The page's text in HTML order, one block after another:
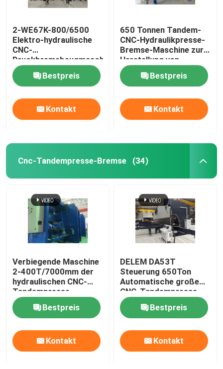
hydraulische scherende Maschine
Strahlanlage
Laserschneidmaschine
Pole-Richtmaschine
Stahlspule, die Linie aufschlitzt
Roboterschweißgerät
Feuerverzinkungsausrüstung
2-WE67K-800/6500
Elektro-hydraulische
CNC-
Druckbremsbeugmaschine
Bestpreis
Kontakt
650 Tonnen Tandem-
CNC-Hydraulikpresse-
Bremse-Maschine zur
Herstellung von
leichten Stangen und
hohen Masten
Bestpreis
Kontakt
Cnc-Tandempresse-Bremse (34)
Verbiegende Maschine
2-400T/7000mm der
hydraulischen CNC-
Tandempresse-
Bremshochleistungsplatte
Bestpreis
Kontakt
DELEM DA53T
Steuerung 650Ton
Automatische große
CNC-Tandempresse
Bremsmaschine
Bestpreis
Kontakt